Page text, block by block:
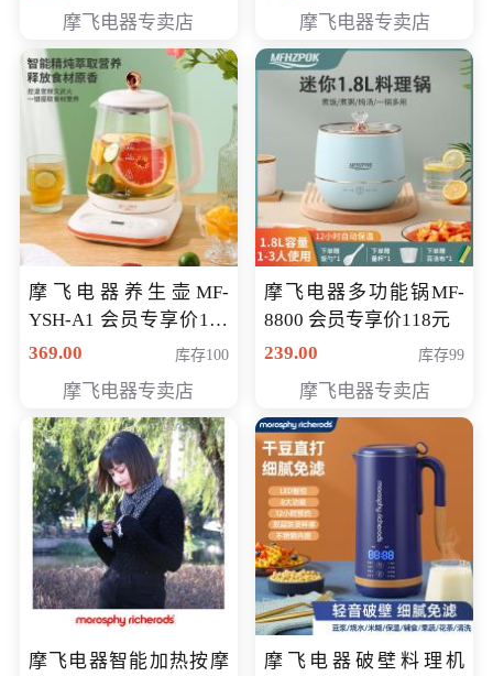
摩飞电器专卖店 摩飞电器专卖店
摩飞电器养生壶MF-
YSH-A1 会员专享价198
元
369.00 库存100
摩飞电器专卖店
摩飞电器多功能锅MF-
8800 会员专享价118元
239.00
库存99
摩飞电器专卖店
摩飞电器智能加热按摩
摩飞电器破壁料理机